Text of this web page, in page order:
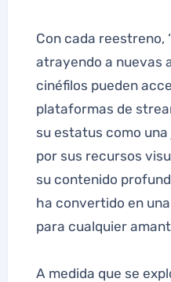
Con cada reestreno,
atrayendo a nuevas
cinéfilos pueden
plataformas de
su estatus como
por sus recursos
su contenido
ha convertido en
para cualquier
A medida que se